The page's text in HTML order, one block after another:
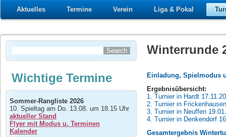
Aktuelles Termine Verein Liga & Pokal
Wichtige Termine
Sommer-Rangliste 2026
10. Spieltag am Do. 13.08. um 18.15 Uhr
aktueller Stand
Flyer mit Modus u. Terminen
Kalender
Winterrunde
Einladung, Spielmodus
Ergebnisübersicht:
1. Turnier in Hardt
2. Turnier in
3. Turnier in Neuffen
4. Turnier in Denkendorf
Gesamtergebnis